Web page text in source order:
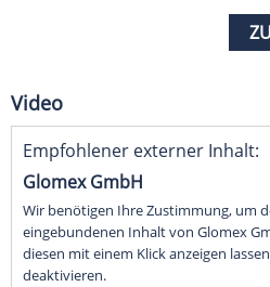
Video
Empfohlener externer Inhalt:
Glomex GmbH
Wir benötigen Ihre Zustimmung, um
eingebundenen Inhalt von Glomex
diesen mit einem Klick anzeigen
deaktivieren.